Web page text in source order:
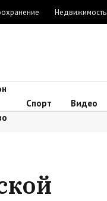
Недвижимость
Спорт Видео